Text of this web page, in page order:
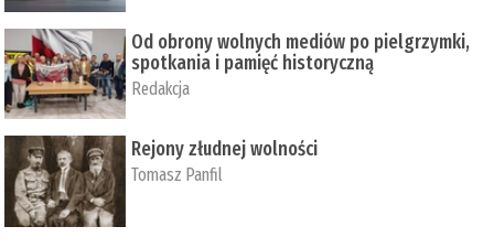
Od obrony wolnych mediów po pielgrzymki,
spotkania i pamięć historyczną
Redakcja
Rejony złudnej wolności
Tomasz Panfil